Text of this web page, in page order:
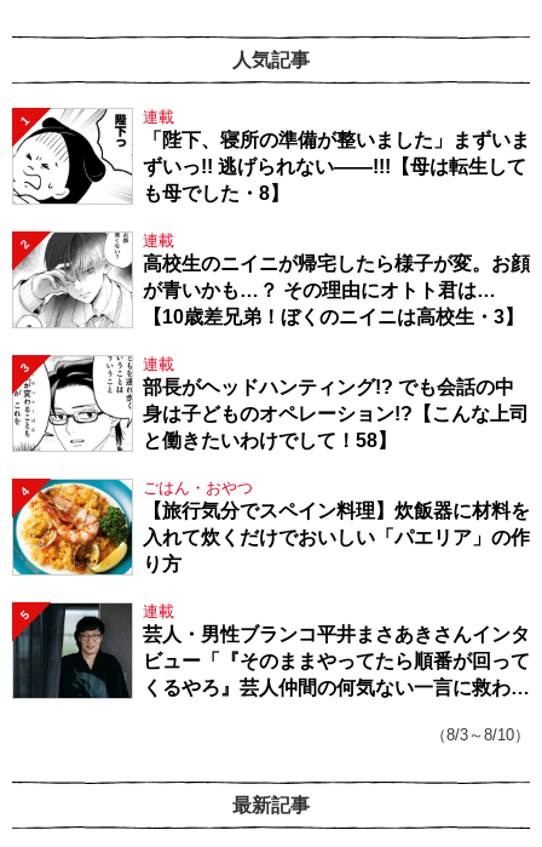
人気記事
1 連載
「陛下、寝所の準備が整いました」まずいま
ずいっ!! 逃げられない――!!!【母は転生して
も母でした・8】
2 連載
高校生のニイニが帰宅したら様子が変。お顔
が青いかも…？ その理由にオトト君は…
【10歳差兄弟！ぼくのニイニは高校生・3】
3 連載
部長がヘッドハンティング!? でも会話の中
身は子どものオペレーション!?【こんな上司
と働きたいわけでして！58】
4 ごはん・おやつ
【旅行気分でスペイン料理】炊飯器に材料を
入れて炊くだけでおいしい「パエリア」の作
り方
5 連載
芸人・男性ブランコ平井まさあきさんインタ
ビュー「『そのままやってたら順番が回って
くるやろ』芸人仲間の何気ない一言に救われ
（8/3～8/10）
最新記事